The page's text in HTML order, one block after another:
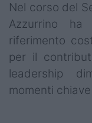
Nel corso del
Azzurrino
riferimento
per il
leadership
momenti